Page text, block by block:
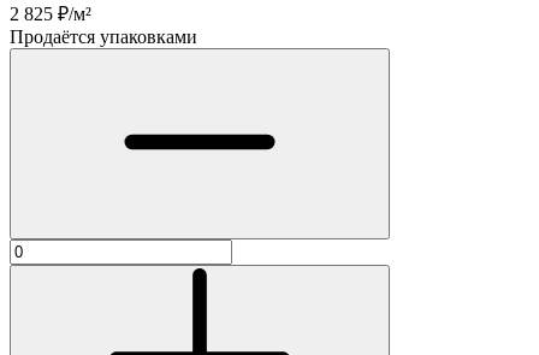
2 825 ₽/м²
Продаётся упаковками